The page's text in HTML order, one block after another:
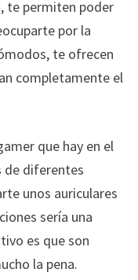
te permiten poder
por la
te ofrecen
completamente el
que hay en el
de diferentes
unos auriculares
sería una
es que son
la pena.